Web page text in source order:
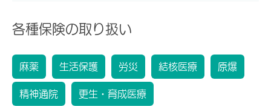
各種保険の取り扱い
麻薬 生活保護 労災 結核医療 原爆
精神通院 更生・育成医療